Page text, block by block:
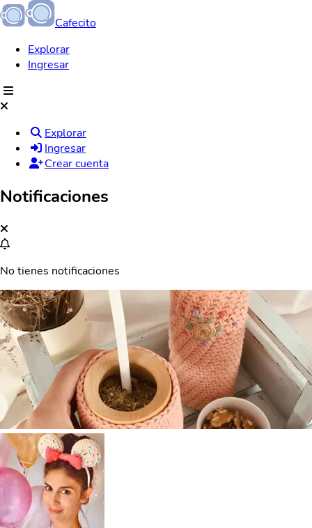
Cafecito
Explorar
Ingresar
Explorar
Ingresar
Crear cuenta
Notificaciones
No tienes notificaciones